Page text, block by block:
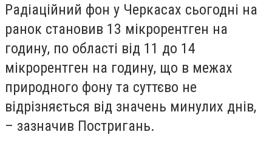
Радіаційний фон у Черкасах сьогодні на
ранок становив 13 мікрорентген на
годину, по області від 11 до 14
мікрорентген на годину, що в межах
природного фону та суттєво не
відрізняється від значень минулих днів,
– зазначив Постригань.